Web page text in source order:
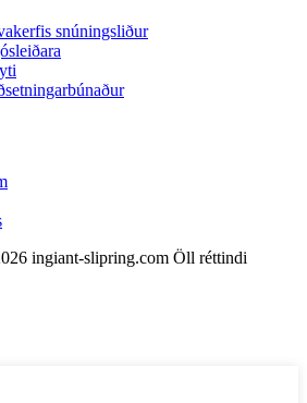
snúningsliður
ingiant-slipring.com Öll réttindi